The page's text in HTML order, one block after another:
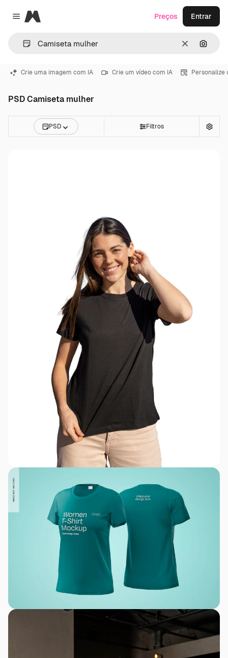
Close menu
Magnific
Limpar
Preços Entrar
Crie uma imagem com IA Crie um vídeo com IA Personalize
PSD Camiseta mulher
PSD Filtros